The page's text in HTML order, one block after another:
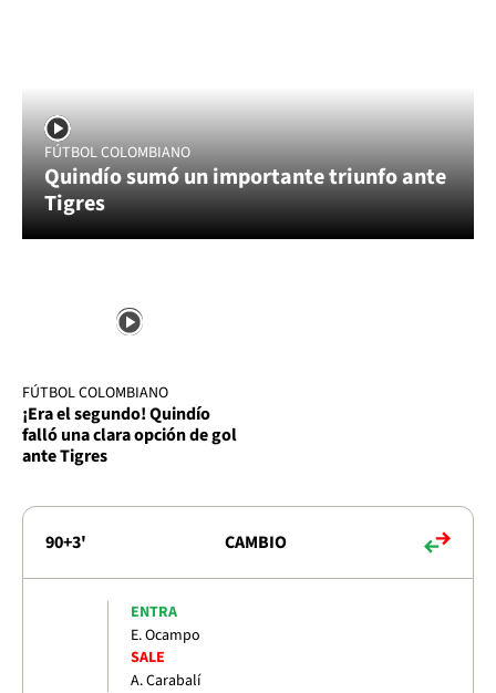
FÚTBOL COLOMBIANO
Quindío sumó un importante triunfo ante
Tigres
FÚTBOL COLOMBIANO
¡Era el segundo! Quindío
falló una clara opción de gol
ante Tigres
90+3' CAMBIO
ENTRA
E. Ocampo
SALE
A. Carabalí